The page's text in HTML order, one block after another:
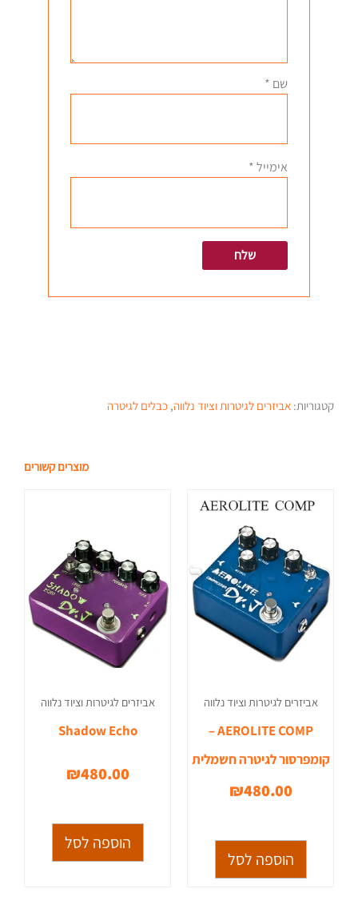
שם *
אימייל*
קטגוריות: אביזרים לגיטרות וציוד נלווה, כבלים לגיטרה
מוצרים קשורים
אביזרים לגיטרות וציוד נלווה
AEROLITE COMP –
קומפרסור לגיטרה חשמלית
₪480.00
הוספה לסל
אביזרים לגיטרות וציוד נלווה
Shadow Echo
₪480.00
הוספה לסל